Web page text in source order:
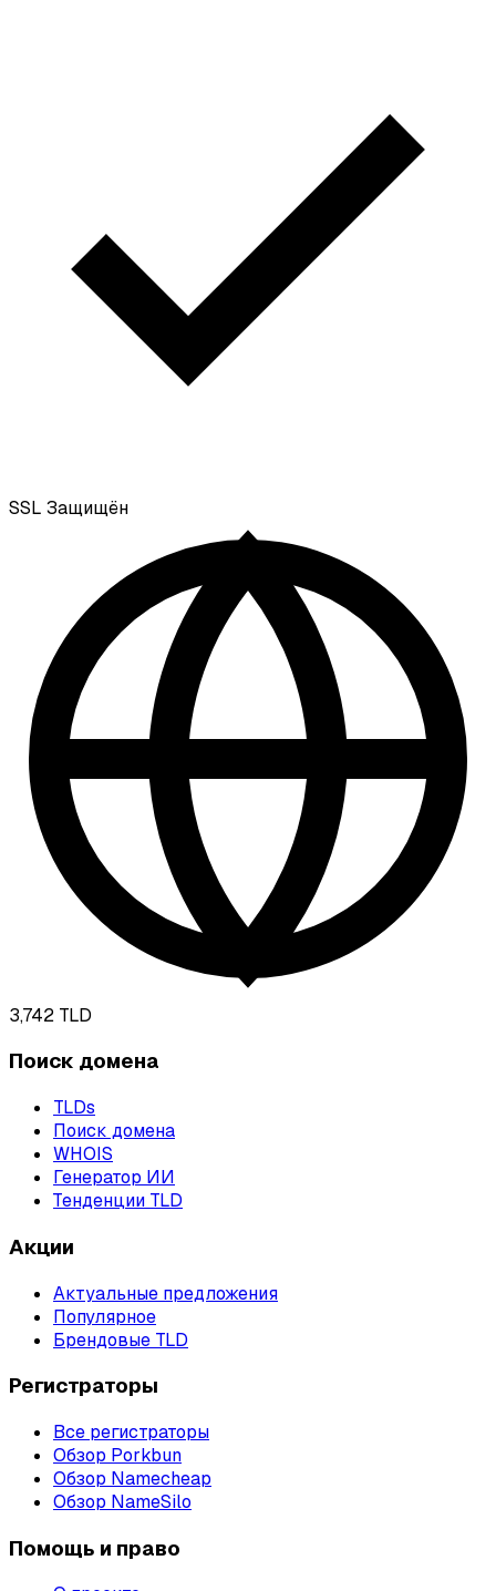
SSL Защищён
3,742 TLD
Поиск домена
TLDs
Поиск домена
WHOIS
Генератор ИИ
Тенденции TLD
Акции
Актуальные предложения
Популярное
Брендовые TLD
Регистраторы
Все регистраторы
Обзор Porkbun
Обзор Namecheap
Обзор NameSilo
Помощь и право